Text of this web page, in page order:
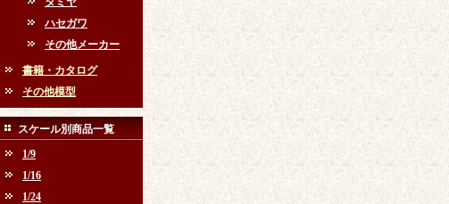
ハセガワ
その他メーカー
書籍・カタログ
その他模型
スケール別商品一覧
1/9
1/16
1/24